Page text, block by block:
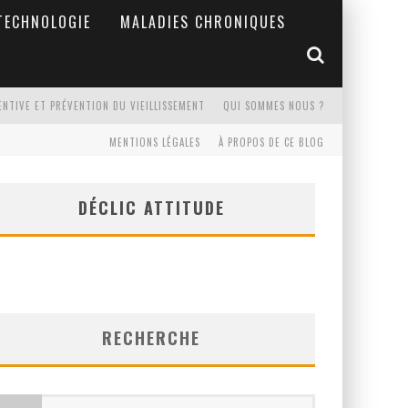
MALADIES CHRONIQUES
QUI SOMMES NOUS ?
ET PRÉVENTION DU VIEILLISSEMENT
À PROPOS DE CE BLOG
MENTIONS LÉGALES
DÉCLIC ATTITUDE
RECHERCHE